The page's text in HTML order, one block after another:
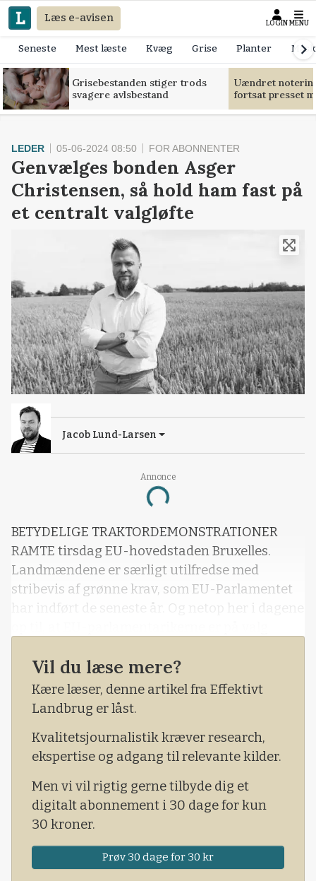
Læs e-avisen LOGIN MENU
Seneste Mest læste Kvæg Grise Planter
Grisebestanden stiger trods
svagere avlsbestand
Uændret
fortsat presset
Annonce
Loading...
LEDER 05-06-2024 08:50 FOR ABONNENTER
Genvælges bonden Asger
Christensen, så hold ham fast på
et centralt valgløfte
Jacob Lund-Larsen
BETYDELIGE TRAKTORDEMONSTRATIONER
RAMTE tirsdag EU-hovedstaden Bruxelles.
Landmændene er særligt utilfredse med
stribevis af grønne krav, som EU-Parlamentet
har indført de seneste år. Og netop her i dagene
om deres store utilfredshed over klimakrav,
som mange af erhvervets udøvere vurderer, er
kammet over.
Vil du læse mere?
Kære læser, denne artikel fra Effektivt
Landbrug er låst.
Kvalitetsjournalistik kræver research,
ekspertise og adgang til relevante kilder.
Men vi vil rigtig gerne tilbyde dig et
digitalt abonnement i 30 dage for kun
30 kroner.
Prøv 30 dage for 30 kr